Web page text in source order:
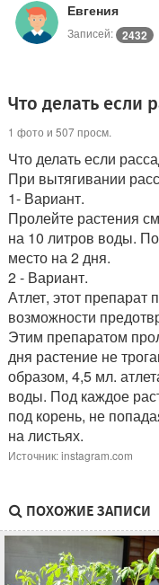
Евгения
Записей: 2432
Что делать если
1 фото и 507 просм.
Что делать если
При вытягивании
1- Вариант.
Пролейте растения
на 10 литров воды.
место на 2 дня.
2 - Вариант.
Атлет, этот препарат
возможности
Этим препаратом
дня растение не
образом, 4,5 мл.
воды. Под каждое
под корень, не
на листьях.
Источник: instagram.com
ПОХОЖИЕ ЗАПИСИ